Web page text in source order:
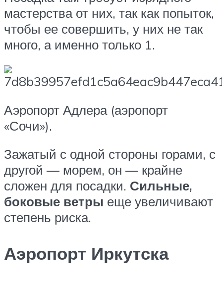
мастерства от них, так как попыток,
чтобы ее совершить, у них не так
много, а именно только 1.
Аэропорт Адлера (аэропорт
«Сочи»).
Зажатый с одной стороны горами, с
другой — морем, он — крайне
сложен для посадки. Сильные,
боковые ветры еще увеличивают
степень риска.
Аэропорт Иркутска